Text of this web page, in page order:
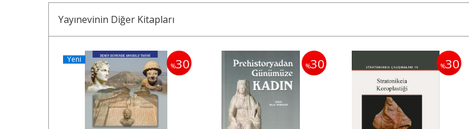
Yayınevinin Diğer Kitapları
%30
Yeni
%30 %30